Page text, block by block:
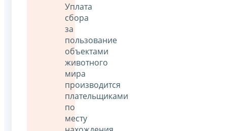
Уплата
сбора
за
пользование
объектами
животного
мира
производится
плательщиками
по
месту